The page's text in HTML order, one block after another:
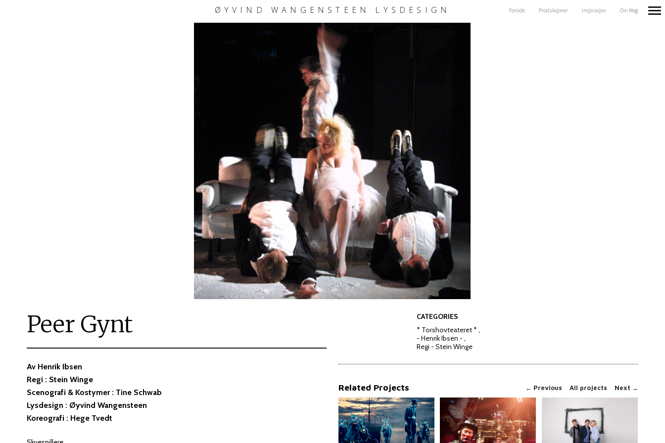
ØYVIND WANGENSTEEN LYSDESIGN Forside Produksjoner Inspirasjon Om Meg
Peer Gynt
Av Henrik Ibsen
Regi : Stein Winge
Scenografi & Kostymer : Tine Schwab
Lysdesign : Øyvind Wangensteen
Koreografi : Hege Tvedt
CATEGORIES
* Torshovteateret *
- Henrik Ibsen -
Regi - Stein Winge
Related Projects ← Previous All projects Next →